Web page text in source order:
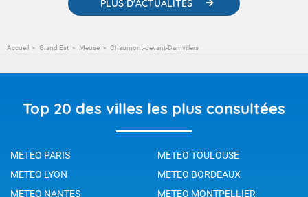
PLUS D'ACTUALITÉS
Accueil Grand Est Meuse Chaumont-devant-Damvillers
Top 20 des villes les plus consultées
METEO PARIS
METEO TOULOUSE
METEO LYON
METEO BORDEAUX
METEO NANTES
METEO MONTPELLIER